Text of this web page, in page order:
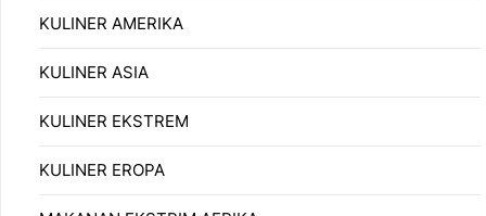
KULINER AMERIKA
KULINER ASIA
KULINER EKSTREM
KULINER EROPA